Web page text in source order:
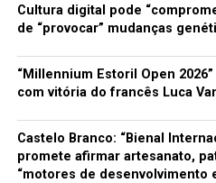
Cultura digital pode
de “provocar” mudanças
“Millennium Estoril Open
com vitória do francês Luca
Castelo Branco: “Bienal
promete afirmar artesanato,
“motores de desenvolvimento